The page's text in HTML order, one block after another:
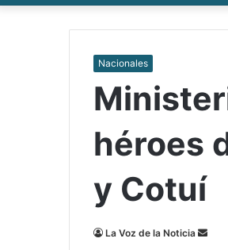
Nacionales
héroes
y Cotuí
La Voz de la Noticia
Send